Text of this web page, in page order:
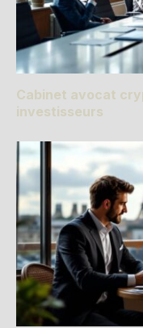
Cabinet avocat
investisseurs